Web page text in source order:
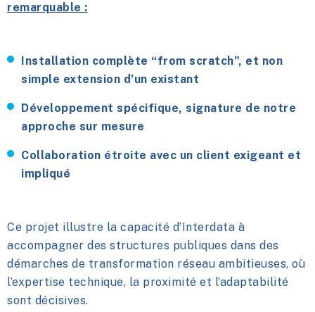
remarquable :
Installation complète “from scratch”, et non
simple extension d’un existant
Développement spécifique, signature de notre
approche sur mesure
Collaboration étroite avec un client exigeant et
impliqué
Ce projet illustre la capacité d’Interdata à
accompagner des structures publiques dans des
démarches de transformation réseau ambitieuses, où
l’expertise technique, la proximité et l’adaptabilité
sont décisives.